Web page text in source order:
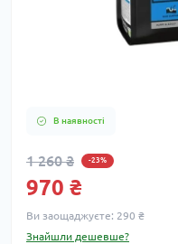
В наявності
1 260 ₴ -23%
970 ₴
Ви заощаджуєте: 290 ₴
Знайшли дешевше?